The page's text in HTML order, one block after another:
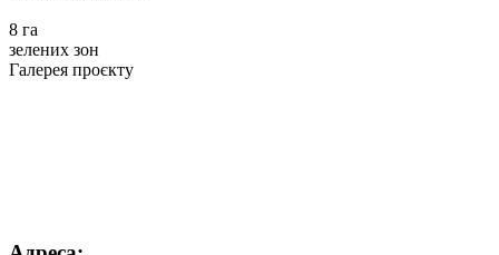
8 га
зелених зон
Галерея проєкту